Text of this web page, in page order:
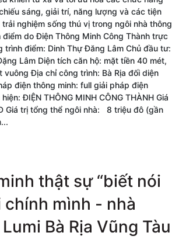
sáng, giải trí, năng lượng và các tiện
nghiệm sống thú vị trong ngôi nhà thông
điểm do Điện Thông Minh Công Thành trực
trình điểm: Dinh Thự Đăng Lâm Chủ đầu tư:
Lâm Diện tích căn hộ: mặt tiền 40 mét,
Địa chỉ công trình: Bà Rịa đối diện
điện thông minh: full giải pháp điện
ĐIỆN THÔNG MINH CÔNG THÀNH Giá
Giá trị tổng thể ngôi nhà: 8 triệu đô (gần
thật sự “biết nói
chính mình - nhà
Bà Rịa Vũng Tàu